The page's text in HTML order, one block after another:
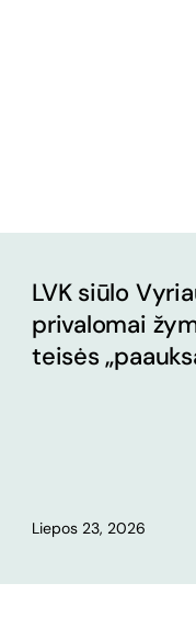
LVK siūlo
privalomai
teisės
Liepos 23, 2026